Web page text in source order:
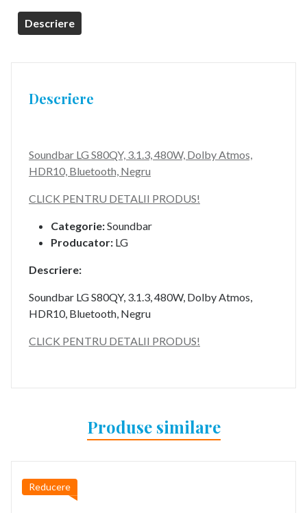
Descriere
Descriere
Soundbar LG S80QY, 3.1.3, 480W, Dolby Atmos,
HDR10, Bluetooth, Negru
CLICK PENTRU DETALII PRODUS!
Categorie:Soundbar
Producator: LG
Descriere:
Soundbar LG S80QY, 3.1.3, 480W, Dolby Atmos,
HDR10, Bluetooth, Negru
CLICK PENTRU DETALII PRODUS!
Produse similare
Reducere